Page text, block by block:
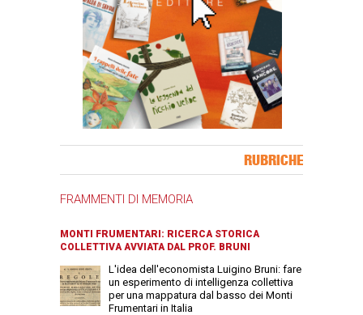
RUBRICHE
FRAMMENTI DI MEMORIA
MONTI FRUMENTARI: RICERCA STORICA
COLLETTIVA AVVIATA DAL PROF. BRUNI
L'idea dell'economista Luigino Bruni: fare
un esperimento di intelligenza collettiva
per una mappatura dal basso dei Monti
Frumentari in Italia